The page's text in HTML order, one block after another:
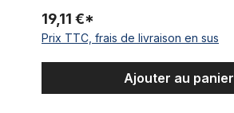
19,11 €*
Prix TTC, frais de livraison en sus
Ajouter au panier